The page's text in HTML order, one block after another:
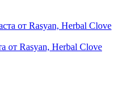
от Rasyan, Herbal Clove